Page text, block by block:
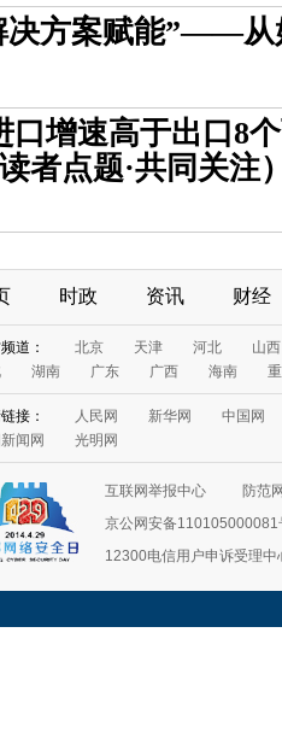
决方案赋能”——从
口增速高于出口8
者点题·共同关注
时政 资讯 财经
道： 北京 天津 河北
山西
湖南 广东 广西 海南
接： 人民网 新华网
中国网
闻网
光明网
互联网举报中心
防范
京公网安备110105000081
12300电信用户申诉受理中